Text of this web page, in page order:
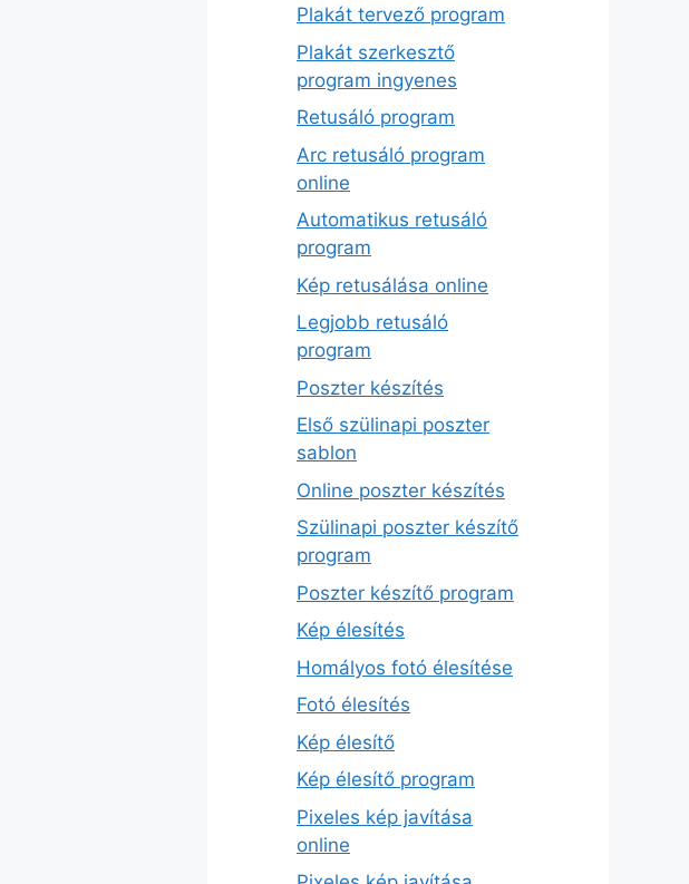
Plakát tervező program
Plakát szerkesztő
program ingyenes
Retusáló program
Arc retusáló program
online
Automatikus retusáló
program
Kép retusálása online
Legjobb retusáló
program
Poszter készítés
Első szülinapi poszter
sablon
Online poszter készítés
Szülinapi poszter készítő
program
Poszter készítő program
Kép élesítés
Homályos fotó élesítése
Fotó élesítés
Kép élesítő
Kép élesítő program
Pixeles kép javítása
online